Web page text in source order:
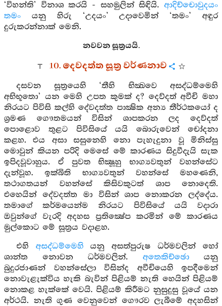
‘විහන්ති’ විනාශ කරයි - සහමුලින් සිඳියි. ආදිච්චොවුදයං
තමං යනු හිරු ‘උදයං’ උදාවෙමින් ‘තමං’ අඳුර
දුරුකරන්නාක් මෙනි.
නවවන සූත්‍රයයි.
10. දෙවදත්ත සූත්‍ර වර්ණනාව
දසවන සූත්‍රයෙහි ‘තීහි භික්‍ඛවෙ අසද්ධම්මෙහි
අභිභූතො’ යන මෙහි උපත කුමක් ද? දෙව්දත් අවීචි මහා
නිරයට පිවිසි කල්හි දේවදත්ත පාක්‍ෂික අන්‍ය තීර්ථකයෝ ද
ශ්‍රමණ ගෞතමයන් විසින් ශාපකරන ලද දෙව්දත්
පොළොව තුළට පිවිසියේ යයි බොරුවෙන් චෝදනා
කළහ. එය අසා සසුනෙහි නො පැහැදුනා වූ මිනිස්සු
මොවුන් කියන පරිදි මෙසේ මේ කාරණය සිදුවීදැයි සැක
ඉපිදවූවාහුය. ඒ පුවත භික්‍ෂූහු භාග්‍යවතුන් වහන්සේට
දැන්වූහ. ඉක්බිති භාග්‍යවතුන් වහන්සේ මහණෙනි,
තථාගතයන් වහන්සේ කිසිවකුටත් ශාප නොදෙති.
එහෙයින් දේවදත්ත මා විසින් ශාප නොකරන ලද්දේය.
තමාගේ කර්මයෙන්ම නිරයට පිවිසියේ යයි වදාරා
ඔවුන්ගේ වැරදි අදහස ප්‍රතික්‍ෂේප කරමින් මේ කාරණය
මුල්කොට මේ සූත්‍රය වදාළහ.
එහි අසද්ධම්මෙහියනු අසත්පුරුෂ ධර්මවලින් හෝ
ශාන්ත නොවන ධර්මවලින්. අතෙකිච්ඡොයනු
බුදුරජාණන් වහන්සේලා විසින්ද අවීචියෙහි ඉපදීමෙන්
නොවැළැක්විය හැකි බැවින් පිළියම් නැති හෙයින් පිළියම්
නොකළ හැක්කේ වෙයි. පිළියම් කිරීමට නුසුදුසු වූයේ යන
අර්ථයි. නැති ගුණ වෙනුවෙන් ගෞරව ලැබීමේ අදහසින්